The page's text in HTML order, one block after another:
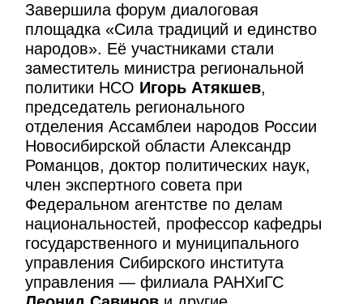
Завершила форум диалоговая
площадка «Сила традиций и единство
народов». Её участниками стали
заместитель министра региональной
политики НСО Игорь Атякшев,
председатель регионального
отделения Ассамблеи народов России
Новосибирской области Александр
Романцов, доктор политических наук,
член экспертного совета при
Федеральном агентстве по делам
национальностей, профессор кафедры
государственного и муниципального
управления Сибирского института
управления — филиала РАНХиГС